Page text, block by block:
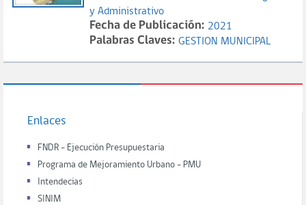
y Administrativo
Fecha de Publicación: 2021
Palabras Claves: GESTION MUNICIPAL
Enlaces
FNDR - Ejecución Presupuestaria
Programa de Mejoramiento Urbano - PMU
Intendecias
SINIM